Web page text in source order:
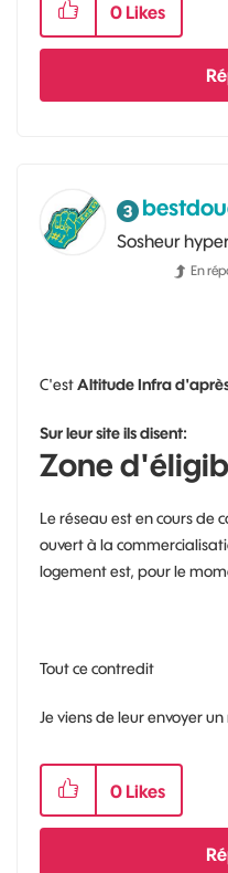
0 Likes
Sosheur
En
C'estAltitude Infra
Sur leur site ils disent:
Zone
Le réseau est en cours de
ouvert à la
logement est, pour le
Tout ce contredit
Je viens de leur envoyer
0 Likes